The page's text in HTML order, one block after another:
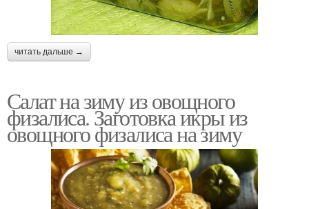
читать дальше →
Салат на зиму из овощного
физалиса. Заготовка икры из
овощного физалиса на зиму